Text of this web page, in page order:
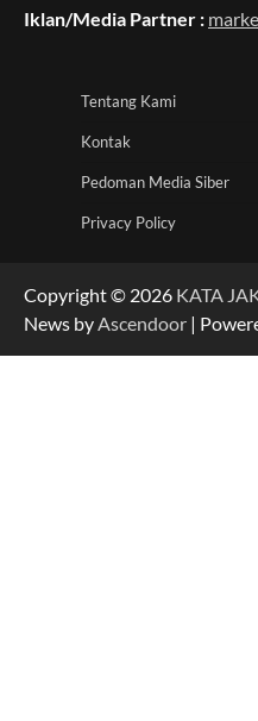
Iklan/Media Partner :
Tentang Kami
Kontak
Pedoman Media Siber
Privacy Policy
Copyright © 2026 KATA
News byAscendoor |